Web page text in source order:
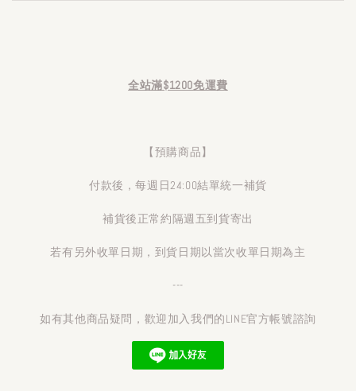
全站滿$1200免運費
【預購商品】
付款後，每週日24:00結單統一補貨
補貨後正常約隔週五到貨寄出
若有另外收單日期，到貨日期以當次收單日期為主
---
如有其他商品疑問，歡迎加入我們的LINE官方帳號諮詢